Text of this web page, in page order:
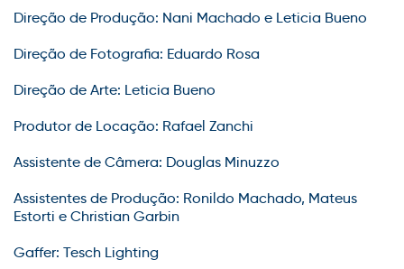
Direção de Produção: Nani Machado e Leticia Bueno
Direção de Fotografia: Eduardo Rosa
Direção de Arte: Leticia Bueno
Produtor de Locação: Rafael Zanchi
Assistente de Câmera: Douglas Minuzzo
Assistentes de Produção: Ronildo Machado, Mateus
Estorti e Christian Garbin
Gaffer: Tesch Lighting